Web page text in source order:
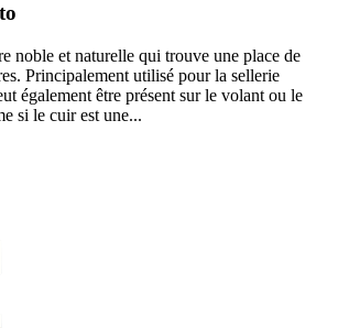
noble et naturelle qui trouve une place de
Principalement utilisé pour la sellerie
également être présent sur le volant ou le
si le cuir est une...